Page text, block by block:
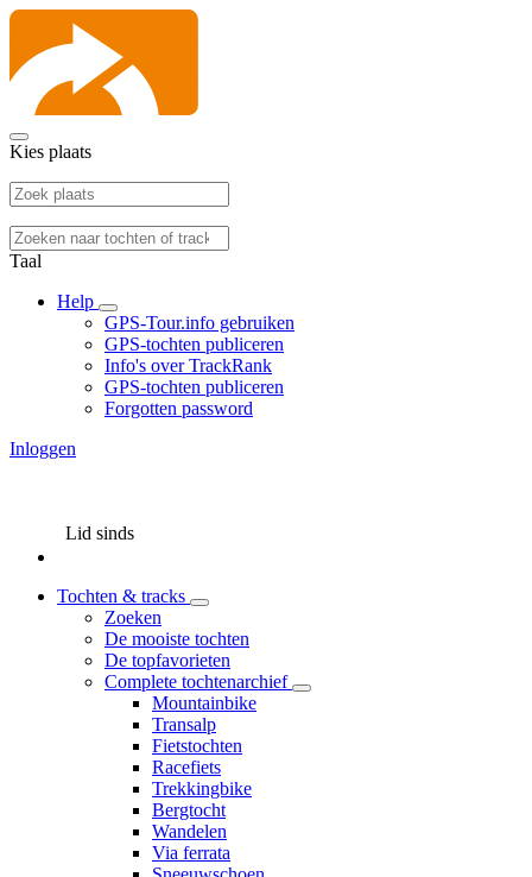
Kies plaats
Taal
Help
GPS-Tour.info gebruiken
GPS-tochten publiceren
Info's over TrackRank
GPS-tochten publiceren
Forgotten password
Inloggen
Lid sinds
Tochten & tracks
Zoeken
De mooiste tochten
De topfavorieten
Complete tochtenarchief
Mountainbike
Transalp
Fietstochten
Racefiets
Trekkingbike
Bergtocht
Wandelen
Via ferrata